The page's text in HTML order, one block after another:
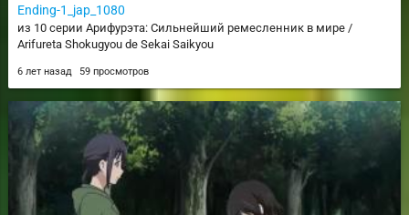
Ending-1_jap_1080
из 10 серии Арифурэта: Сильнейший ремесленник в мире /
Arifureta Shokugyou de Sekai Saikyou
6 лет назад 59 просмотров